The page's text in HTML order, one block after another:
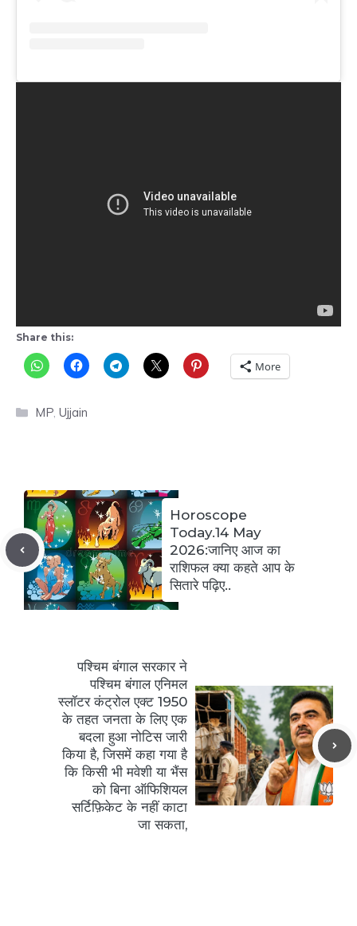
Share this:
More
Categories
MP, Ujjain
Horoscope
Today.14 May
2026:जानिए आज का
राशिफल क्या कहते आप के
सितारे पढ़िए..
पश्चिम बंगाल सरकार ने
पश्चिम बंगाल एनिमल
स्लॉटर कंट्रोल एक्ट 1950
के तहत जनता के लिए एक
बदला हुआ नोटिस जारी
किया है, जिसमें कहा गया है
कि किसी भी मवेशी या भैंस
को बिना ऑफिशियल
सर्टिफ़िकेट के नहीं काटा
जा सकता,